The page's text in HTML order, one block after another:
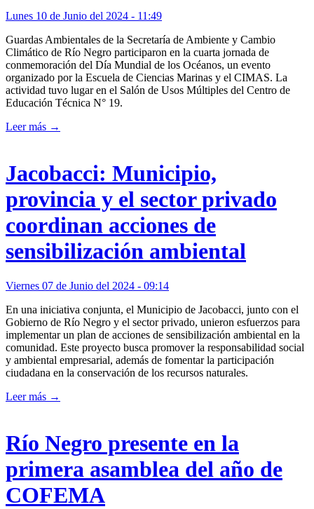
Lunes 10 de Junio del 2024 - 11:49
Guardas Ambientales de la Secretaría de Ambiente y Cambio
Climático de Río Negro participaron en la cuarta jornada de
conmemoración del Día Mundial de los Océanos, un evento
organizado por la Escuela de Ciencias Marinas y el CIMAS. La
actividad tuvo lugar en el Salón de Usos Múltiples del Centro de
Educación Técnica N° 19.
Leer más →
Jacobacci: Municipio,
provincia y el sector privado
coordinan acciones de
sensibilización ambiental
Viernes 07 de Junio del 2024 - 09:14
En una iniciativa conjunta, el Municipio de Jacobacci, junto con el
Gobierno de Río Negro y el sector privado, unieron esfuerzos para
implementar un plan de acciones de sensibilización ambiental en la
comunidad. Este proyecto busca promover la responsabilidad social
y ambiental empresarial, además de fomentar la participación
ciudadana en la conservación de los recursos naturales.
Leer más →
Río Negro presente en la
primera asamblea del año de
COFEMA